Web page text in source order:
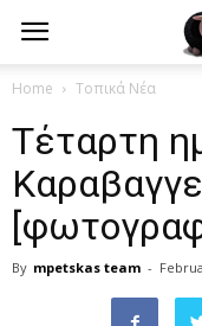
Home Τοπικά Νέα
Τέταρτη
By mpetskas team -